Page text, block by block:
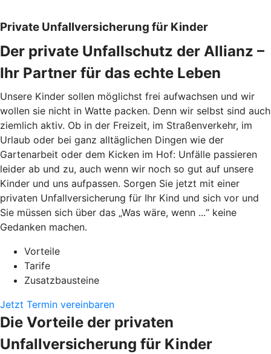
Private Unfallversicherung für Kinder
Der private Unfallschutz der Allianz –
Ihr Partner für das echte Leben
Unsere Kinder sollen möglichst frei aufwachsen und wir
wollen sie nicht in Watte packen. Denn wir selbst sind auch
ziemlich aktiv. Ob in der Freizeit, im Straßenverkehr, im
Urlaub oder bei ganz alltäglichen Dingen wie der
Gartenarbeit oder dem Kicken im Hof: Unfälle passieren
leider ab und zu, auch wenn wir noch so gut auf unsere
Kinder und uns aufpassen. Sorgen Sie jetzt mit einer
privaten Unfallversicherung für Ihr Kind und sich vor und
Sie müssen sich über das „Was wäre, wenn ...“ keine
Gedanken machen.
Vorteile
Tarife
Zusatzbausteine
Jetzt Termin vereinbaren
Die Vorteile der privaten
Unfallversicherung für Kinder